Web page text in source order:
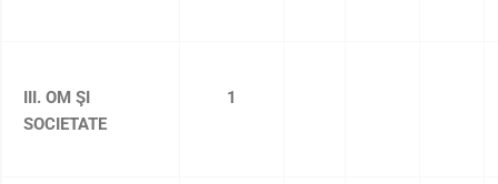
III. OM ŞI
SOCIETATE
1